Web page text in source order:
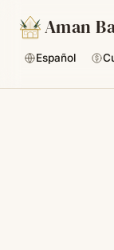
Aman
Español